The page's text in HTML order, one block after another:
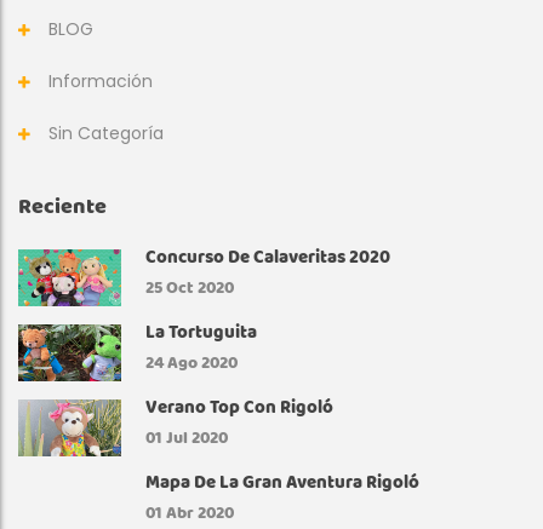
BLOG
Información
Sin Categoría
Reciente
Concurso De Calaveritas 2020
25Oct 2020
La Tortuguita
24Ago 2020
Verano Top Con Rigoló
01Jul 2020
Mapa De La Gran Aventura Rigoló
01Abr 2020